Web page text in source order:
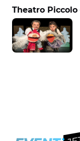
Theatro Piccolo